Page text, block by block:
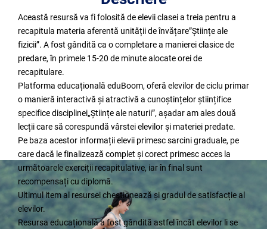
Această resursă va fi folosită de elevii clasei a treia pentru a
recapitula materia aferentă unității de învățare”Științe ale
fizicii”. A fost gândită ca o completare a manierei clasice de
predare, în primele 15-20 de minute alocate orei de
recapitulare.
Platforma educațională eduBoom, oferă elevilor de ciclu primar
o manieră interactivă și atractivă a cunoștințelor științifice
specifice disciplinei„Științe ale naturii”, așadar am ales două
lecții care să corespundă vârstei elevilor și materiei predate.
Pe baza acestor informații elevii primesc sarcini graduale, pe
care dacă le finalizează complet și corect primesc acces la
următoarele exerciții recapitulative, iar în final sunt
recompensați cu diplomă.
Ultimul item al resursei chestionează și gradul de satisfacție al
elevilor.
Resursa educațională a fost gândită astfel încât elevilor li se